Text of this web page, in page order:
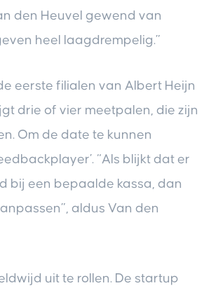
den Heuvel gewend van
heel laagdrempelig.”
eerste filialen van Albert Heijn
drie of vier meetpalen, die zijn
Om de date te kunnen
“Als blijkt dat er
bij een bepaalde kassa, dan
aldus Van den
uit te rollen. De startup